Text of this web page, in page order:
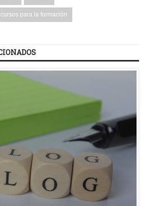
para la formación